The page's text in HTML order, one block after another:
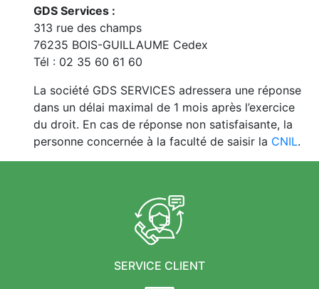
GDS Services :
313 rue des champs
76235 BOIS-GUILLAUME Cedex
Tél : 02 35 60 61 60
La société GDS SERVICES adressera une réponse
dans un délai maximal de 1 mois après l’exercice
du droit. En cas de réponse non satisfaisante, la
personne concernée à la faculté de saisir la CNIL.
SERVICE CLIENT